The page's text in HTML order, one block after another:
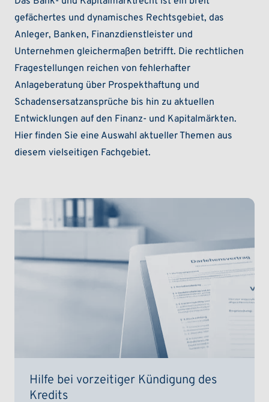
gefächertes und dynamisches Rechtsgebiet, das
Anleger, Banken, Finanzdienstleister und
Unternehmen gleichermaßen betrifft. Die rechtlichen
Fragestellungen reichen von fehlerhafter
Anlageberatung über Prospekthaftung und
Schadensersatzansprüche bis hin zu aktuellen
Entwicklungen auf den Finanz- und Kapitalmärkten.
Hier finden Sie eine Auswahl aktueller Themen aus
diesem vielseitigen Fachgebiet.
Hilfe bei vorzeitiger Kündigung des
Kredits